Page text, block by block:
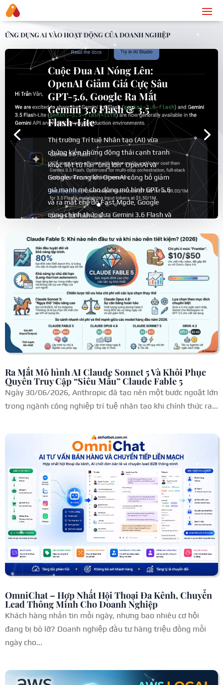
ỨNG DỤNG AI VÀO HOẠT ĐỘNG CỦA DOANH NGHIỆP
Cuộc Đua AI Nóng Lên:
OpenAI Giảm Giá Cực Sâu
GPT-5.6, Google Ra Mắt
Gemini 3.6 Flash & 3.5
Flash-Lite
Thị trường Trí tuệ Nhân tạo (AI) vừa
chứng kiến những động thái cạnh tranh
khốc liệt từ hai “ông lớn” OpenAI và
Google. Trong khi OpenAI công bố giảm
giá mạnh mẽ cho dòng mô hình GPT-5.6
và ra mắt chế độ Fast Mode, Google
cũng chính thức đưa Gemini 3.6 Flash và
Gemini API. Cùng tìm hiểu chi tiết các
bản cập nhật này và ý nghĩa của chúng
đối với các nhà phát triển.
Ra Mắt Mô hình AI Claude Sonnet 5 Và Khôi Phục
Quyền Truy Cập “Siêu Mẫu” Claude Fable 5
Ngày 30/06/2026, Anthropic đã tạo nên một bước ngoặt lớn
trong ngành công nghiệp trí tuệ nhân tạo khi chính thức ra...
OmniChat – Hợp Nhất Hội Thoại Đa Kênh, Chuyển
Lead Thông Minh Cho Doanh Nghiệp
Khách hàng nhắn tin mỗi ngày, nhưng bao nhiêu cơ hội
đang bị bỏ lỡ? Doanh nghiệp đầu tư hàng triệu đồng mỗi
ngày cho...